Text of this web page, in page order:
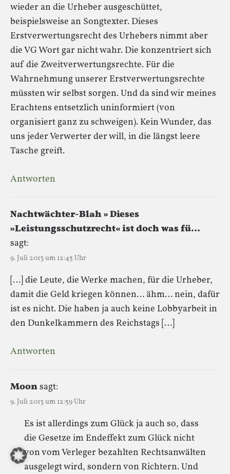
wieder an die Urheber ausgeschüttet,
beispielsweise an Songtexter. Dieses
Erstverwertungsrecht des Urhebers nimmt aber
die VG Wort gar nicht wahr. Die konzentriert sich
auf die Zweitverwertungsrechte. Für die
Wahrnehmung unserer Erstverwertungsrechte
müssten wir selbst sorgen. Und da sind wir meines
Erachtens entsetzlich uninformiert (von
organisiert ganz zu schweigen). Kein Wunder, das
uns jeder Verwerter der will, in die längst leere
Tasche greift.
Antworten
Nachtwächter-Blah » Dieses
»Leistungsschutzrecht« ist doch was fü…
sagt:
9. Juli 2013 um 12:45 Uhr
[…] die Leute, die Werke machen, für die Urheber,
damit die Geld kriegen können… ähm… nein, dafür
ist es nicht. Die haben ja auch keine Lobbyarbeit in
den Dunkelkammern des Reichstags […]
Antworten
Moonsagt:
9. Juli 2013 um 12:59 Uhr
Es ist allerdings zum Glück ja auch so, dass
die Gesetze im Endeffekt zum Glück nicht
von vom Verleger bezahlten Rechtsanwälten
ausgelegt wird, sondern von Richtern. Und